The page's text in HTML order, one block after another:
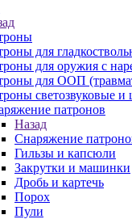
для
для оружия с
для ООП
светозвуковые
патронов
Назад
Снаряжение
Гильзы и капсюли
Закрутки и машинки
Дробь и картечь
Порох
Пули